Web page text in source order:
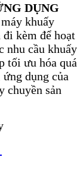
DỤNG
khuấy
đi kèm để hoạt
nhu cầu khuấy
tối ưu hóa quá
dụng của
chuyền sản